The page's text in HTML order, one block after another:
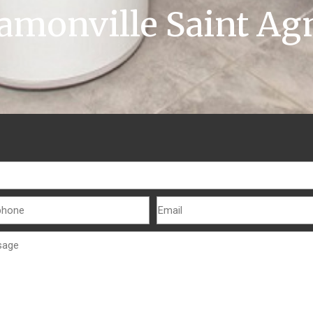
Saint